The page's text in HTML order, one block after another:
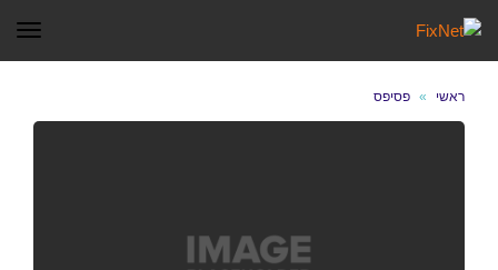
ראשי » פסיפס